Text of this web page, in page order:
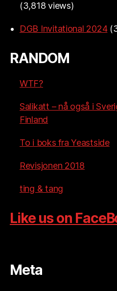
(3,818 views)
DGB Invitational 2024
RANDOM
WTF?
Salikatt – nå også i
Finland
To i boks fra Yeastside
Revisjonen 2018
ting & tang
Like us on
Meta